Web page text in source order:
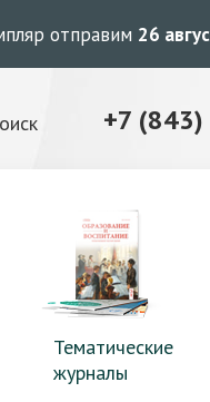
отправим 26
+7
Тематические
журналы